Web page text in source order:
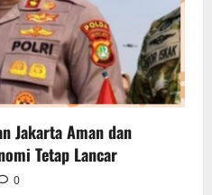
Jakarta Aman dan
Tetap Lancar
0